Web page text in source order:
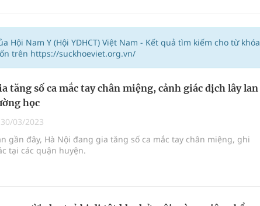
quốc
mới của Việt Nam
hai cấp trong quản lý hoạt động nha khoa,
lực cho môi trường và cộng đồng
Hội Nam Y (Hội YDHCT) Việt Nam - Kết quả tìm kiếm cho từ khóa
trên https://suckhoeviet.org.vn/
tăng số ca mắc tay chân miệng, cảnh giác dịch lây lan
học
30/03/2023
gần đây, Hà Nội đang gia tăng số ca mắc tay chân miệng, ghi
tại các quận huyện.